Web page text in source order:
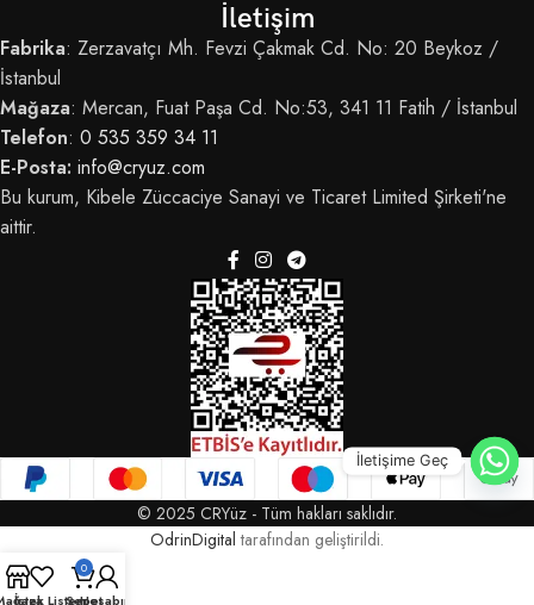
İletişim
Fabrika: Zerzavatçı Mh. Fevzi Çakmak Cd. No: 20 Beykoz /
İstanbul
Mağaza: Mercan, Fuat Paşa Cd. No:53, 341 11 Fatih / İstanbul
Telefon: 0 535 359 34 11
E-Posta: info@cryuz.com
Bu kurum, Kibele Züccaciye Sanayi ve Ticaret Limited Şirketi'ne
aittir.
© 2025 CRYüz - Tüm hakları saklıdır.
OdrinDigital tarafından geliştirildi.
İstek Listem
0
Sepet
Hesabım
İletişime Geç